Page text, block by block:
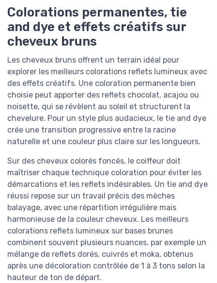
Colorations permanentes, tie
and dye et effets créatifs sur
cheveux bruns
Les cheveux bruns offrent un terrain idéal pour
explorer les meilleurs colorations reflets lumineux avec
des effets créatifs. Une coloration permanente bien
choisie peut apporter des reflets chocolat, acajou ou
noisette, qui se révèlent au soleil et structurent la
chevelure. Pour un style plus audacieux, le tie and dye
crée une transition progressive entre la racine
naturelle et une couleur plus claire sur les longueurs.
Sur des cheveux colorés foncés, le coiffeur doit
maîtriser chaque technique coloration pour éviter les
démarcations et les reflets indésirables. Un tie and dye
réussi repose sur un travail précis des mèches
balayage, avec une répartition irrégulière mais
harmonieuse de la couleur cheveux. Les meilleurs
colorations reflets lumineux sur bases brunes
combinent souvent plusieurs nuances, par exemple un
mélange de reflets dorés, cuivrés et moka, obtenus
après une décoloration contrôlée de 1 à 3 tons selon la
hauteur de ton de départ.